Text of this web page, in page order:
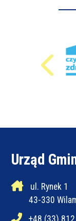
Urząd
ul. Rynek 1
43-330